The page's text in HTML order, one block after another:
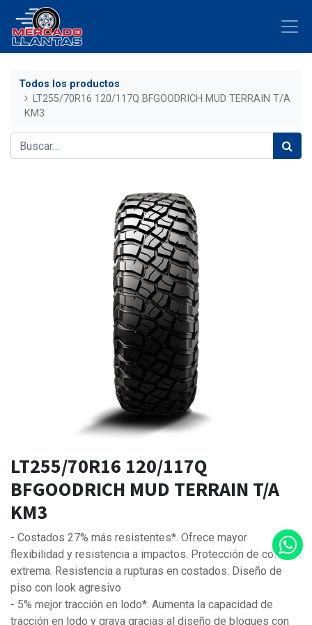
Todos los productos
LT255/70R16 120/117Q BFGOODRICH MUD TERRAIN T/A
KM3
LT255/70R16 120/117Q
BFGOODRICH MUD TERRAIN T/A
KM3
- Costados 27% más resistentes*. Ofrece mayor
flexibilidad y resistencia a impactos. Protección de costado
extrema. Resistencia a rupturas en costados. Diseño de
piso con look agresivo
- 5% mejor tracción en lodo*. Aumenta la capacidad de
tracción en lodo y grava gracias al diseño de bloques con